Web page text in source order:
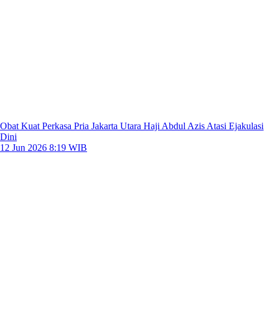
Obat Kuat Perkasa Pria Jakarta Utara Haji Abdul Azis Atasi Ejakulasi
Dini
12 Jun 2026 8:19 WIB